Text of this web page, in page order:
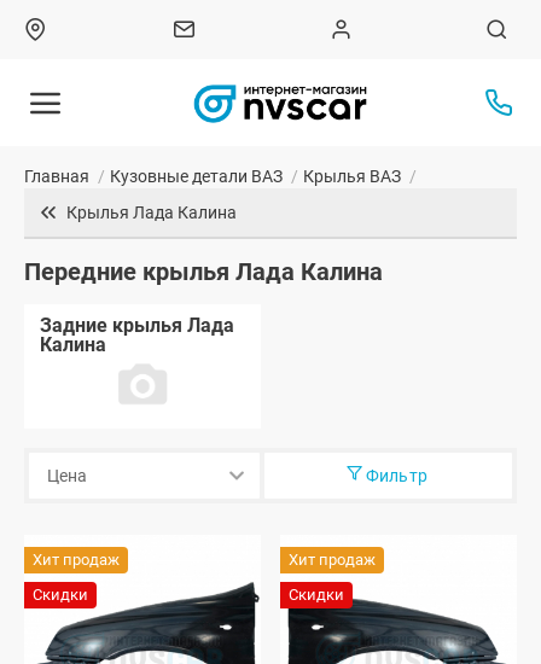
Главная / Кузовные детали ВАЗ / Крылья ВАЗ /
Крылья Лада Калина
Передние крылья Лада Калина
Задние крылья Лада
Калина
Фильтр
Хит продаж
Скидки
Хит продаж
Скидки